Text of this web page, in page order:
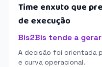
Time enxuto que
de execução
Bis2Bis tende a
A decisão foi orientada
e curva operacional.